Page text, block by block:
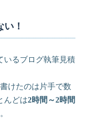
！
いるブログ執筆見積
けたのは片手で数
んどは2時間～2時間